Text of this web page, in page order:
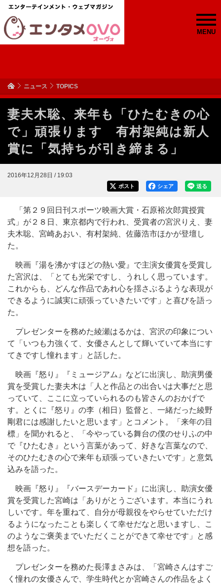
MENU
ニュース TOPICS
妻夫木聡、来年も「ひたむきの心
で」頑張ります 有村架純は新人
賞に「気持ちが引き締まる」
2016年12月28日 / 19:03
送る
シェア
ポスト
「第２９回日刊スポーツ映画大賞・石原裕次郎賞授賞
式」が２８日、東京都内で行われ、受賞者の宮沢りえ、妻
夫木聡、宮崎あおい、有村架純、佐藤浩市ほかが登壇し
た。
映画『湯を沸かすほどの熱い愛』で主演女優賞を受賞し
た宮沢は、「とても光栄ですし、うれしく思っています。
これからも、どんな作品であれ心を揺さぶるような表現が
できるように誠実に頑張っていきたいです」と喜びを語っ
た。
プレゼンターを務めた綾瀬はるかは、宮沢の印象につい
て「いつも力強くて、女優さんとして輝いていて本当にす
てきですし憧れます」と話した。
映画『怒り』『ミュージアム』などに出演し、助演男優
賞を受賞した妻夫木は「人と作品との出合いは大事だと思
っていて、ここに立っていられるのも皆さんのおかげで
す。とくに『怒り』の李（相日）監督と、一緒だった綾野
剛君には感謝したいと思います」とコメント。「来年の目
標」を聞かれると、「今やっている舞台の僕のせりふの中
で『ひたむき』という言葉があって、好きな言葉なので、
そのひたむきの心で来年も頑張っていきたいです」と意気
込みを語った。
映画『怒り』『バースデーカード』に出演し、助演女優
賞を受賞した宮崎は「ありがとうございます。本当にうれ
しいです。年を重ねて、自分が母親役をやらせていただけ
るようになったことも楽しくて幸せだなと思いますし、こ
のようなご褒美までいただくことができて幸せです」と感
想を語った。
プレゼンターを務めた長澤まさみは、「宮崎さんはすご
く憧れの女優さんで、学生時代とか宮崎さんの作品をよく